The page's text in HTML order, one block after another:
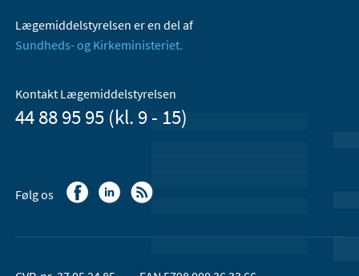
Lægemiddelstyrelsen er en del af
Sundheds- og Kirkeministeriet.
Kontakt Lægemiddelstyrelsen
44 88 95 95 (kl. 9 - 15)
Følg os